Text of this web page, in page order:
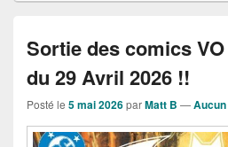
Sortie des comics
du 29 Avril 2026 !!
Posté le 5 mai 2026parMatt B —